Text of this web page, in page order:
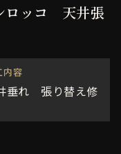
ロッコ 天井張
内容
垂れ 張り替え修